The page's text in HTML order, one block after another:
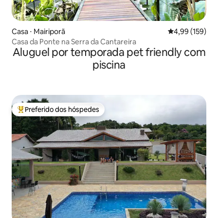
Casa ⋅ Mairiporã 4,99 de uma
4,99 (159)
Casa da Ponte na Serra da Cantareira
Aluguel por temporada pet friendly com
piscina
Entre os melhores preferidos dos hóspedes
Preferido dos hóspedes